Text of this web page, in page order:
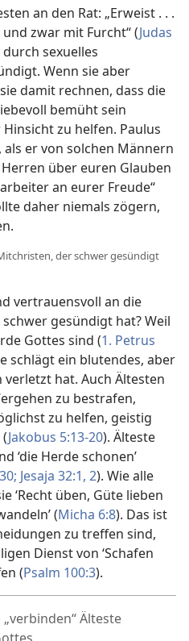
an den Rat: „Erweist . . .
zwar mit Furcht“ (Judas
sexuelles
Wenn sie aber
damit rechnen, dass die
bemüht sein
zu helfen. Paulus
er von solchen Männern
über euren Glauben
an eurer Freude“
daher niemals zögern,
der schwer gesündigt
vertrauensvoll an die
gesündigt hat? Weil
Gottes sind (1. Petrus
schlägt ein blutendes, aber
verletzt hat. Auch Ältesten
zu bestrafen,
zu helfen, geistig
Jakobus 5:13-20). Älteste
‘die Herde schonen’
Jesaja 32:1, 2). Wie alle
‘Recht üben, Güte lieben
(Micha 6:8). Das ist
zu treffen sind,
Dienst von ‘Schafen
(Psalm 100:3).
Älteste